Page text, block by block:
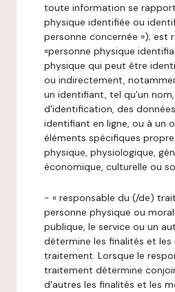
toute information se
physique identifiée ou
personne concernée »); est
«personne physique
physique qui peut être
ou indirectement,
un identifiant, tel qu'un
d'identification, des
identifiant en ligne, ou à un
éléments spécifiques
physique, physiologique,
économique, culturelle ou
- « responsable du (/de)
personne physique ou
publique, le service ou un
détermine les finalités et les
traitement. Lorsque le
traitement détermine
d'autres les finalités et les